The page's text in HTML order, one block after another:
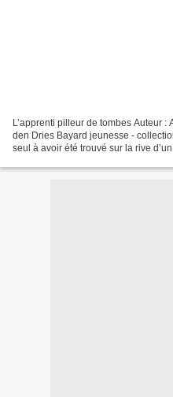
L’apprenti pilleur de tombes Auteur
den Dries Bayard jeunesse -
seul à avoir été trouvé sur la rive